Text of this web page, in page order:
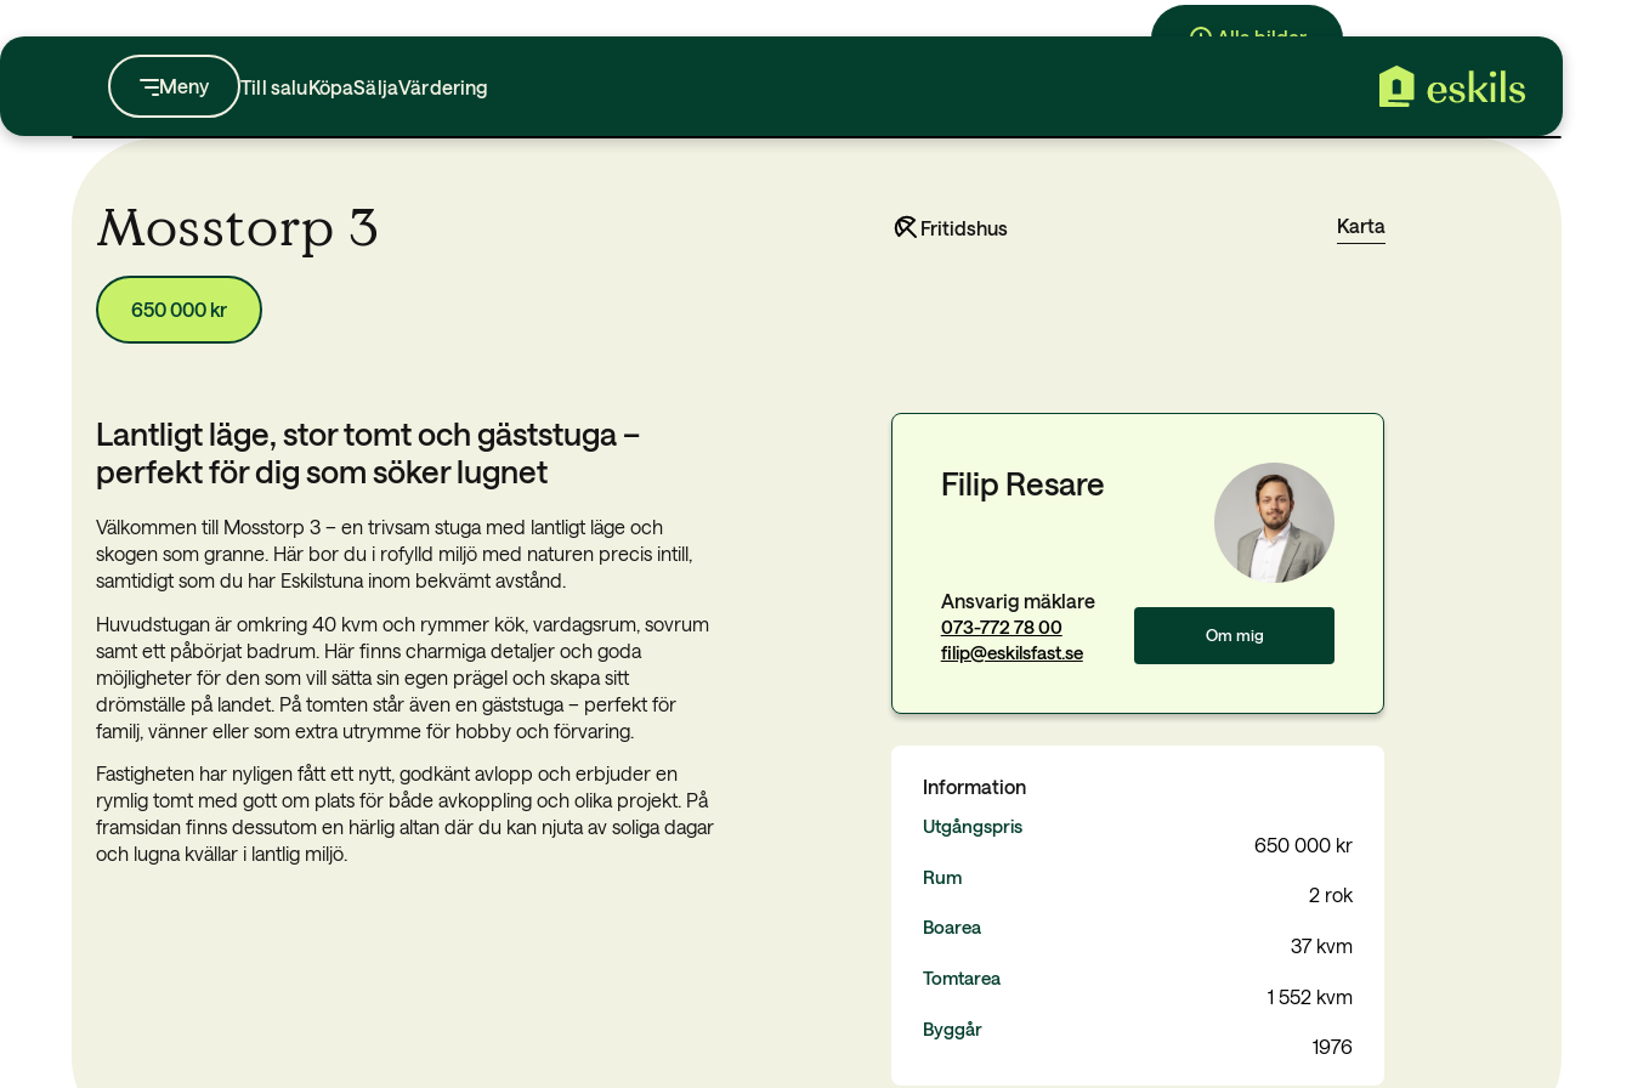
Till saluKöpaSäljaVärdering
Alla bilder
Mosstorp 3
650 000 kr
Fritidshus Karta
Lantligt läge, stor tomt och gäststuga –
perfekt för dig som söker lugnet
Välkommen till Mosstorp 3 – en trivsam stuga med lantligt läge och
skogen som granne. Här bor du i rofylld miljö med naturen precis intill,
samtidigt som du har Eskilstuna inom bekvämt avstånd.
Huvudstugan är omkring 40 kvm och rymmer kök, vardagsrum, sovrum
samt ett påbörjat badrum. Här finns charmiga detaljer och goda
möjligheter för den som vill sätta sin egen prägel och skapa sitt
drömställe på landet. På tomten står även en gäststuga – perfekt för
familj, vänner eller som extra utrymme för hobby och förvaring.
Fastigheten har nyligen fått ett nytt, godkänt avlopp och erbjuder en
rymlig tomt med gott om plats för både avkoppling och olika projekt. På
framsidan finns dessutom en härlig altan där du kan njuta av soliga dagar
och lugna kvällar i lantlig miljö.
Om mig
Filip Resare
Ansvarig mäklare
073-772 78 00
filip@eskilsfast.se
Information
Utgångspris
650 000 kr
Rum
2 rok
Boarea
37 kvm
Tomtarea
1 552 kvm
Byggår
1976